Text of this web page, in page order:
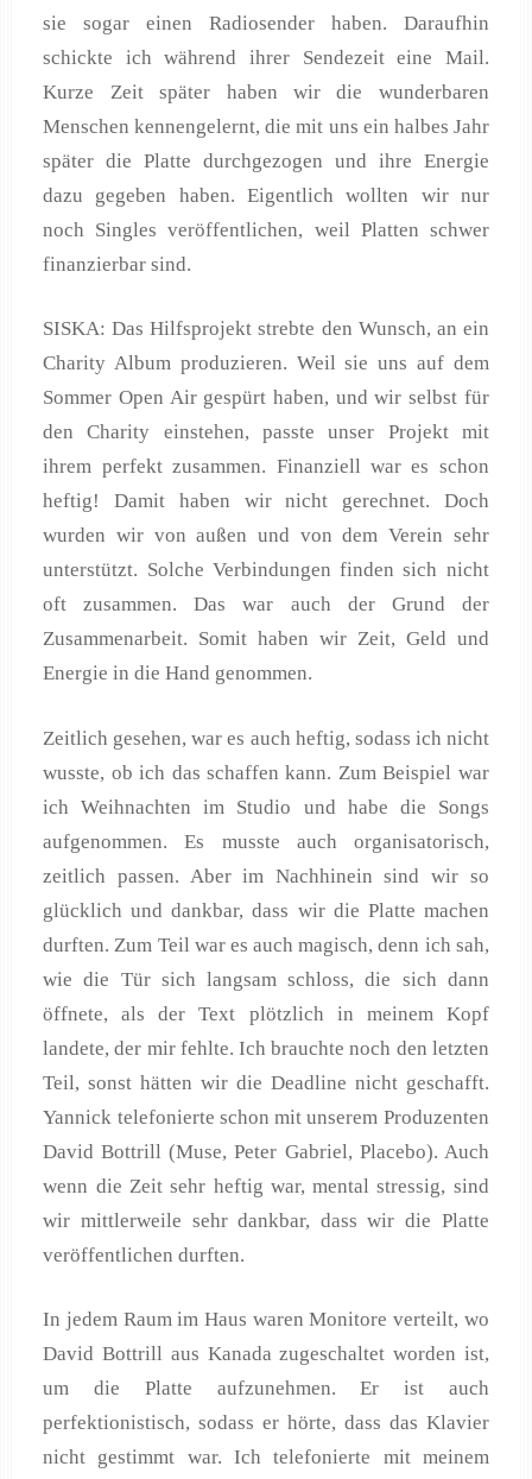
sie sogar einen Radiosender haben. Daraufhin
schickte ich während ihrer Sendezeit eine Mail.
Kurze Zeit später haben wir die wunderbaren
Menschen kennengelernt, die mit uns ein halbes Jahr
später die Platte durchgezogen und ihre Energie
dazu gegeben haben. Eigentlich wollten wir nur
noch Singles veröffentlichen, weil Platten schwer
finanzierbar sind.
SISKA: Das Hilfsprojekt strebte den Wunsch, an ein
Charity Album produzieren. Weil sie uns auf dem
Sommer Open Air gespürt haben, und wir selbst für
den Charity einstehen, passte unser Projekt mit
ihrem perfekt zusammen. Finanziell war es schon
heftig! Damit haben wir nicht gerechnet. Doch
wurden wir von außen und von dem Verein sehr
unterstützt. Solche Verbindungen finden sich nicht
oft zusammen. Das war auch der Grund der
Zusammenarbeit. Somit haben wir Zeit, Geld und
Energie in die Hand genommen.
Zeitlich gesehen, war es auch heftig, sodass ich nicht
wusste, ob ich das schaffen kann. Zum Beispiel war
ich Weihnachten im Studio und habe die Songs
aufgenommen. Es musste auch organisatorisch,
zeitlich passen. Aber im Nachhinein sind wir so
glücklich und dankbar, dass wir die Platte machen
durften. Zum Teil war es auch magisch, denn ich sah,
wie die Tür sich langsam schloss, die sich dann
öffnete, als der Text plötzlich in meinem Kopf
landete, der mir fehlte. Ich brauchte noch den letzten
Teil, sonst hätten wir die Deadline nicht geschafft.
Yannick telefonierte schon mit unserem Produzenten
David Bottrill (Muse, Peter Gabriel, Placebo). Auch
wenn die Zeit sehr heftig war, mental stressig, sind
wir mittlerweile sehr dankbar, dass wir die Platte
veröffentlichen durften.
In jedem Raum im Haus waren Monitore verteilt, wo
David Bottrill aus Kanada zugeschaltet worden ist,
um die Platte aufzunehmen. Er ist auch
perfektionistisch, sodass er hörte, dass das Klavier
nicht gestimmt war. Ich telefonierte mit meinem